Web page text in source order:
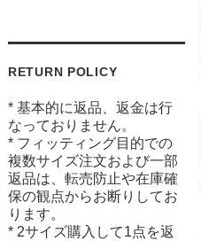
RETURN POLICY
* 基本的に返品、返金は行
なっておりません。
* フィッティング目的での
複数サイズ注文および一部
返品は、転売防止や在庫確
保の観点からお断りしてお
ります。
* 2サイズ購入して1点を返